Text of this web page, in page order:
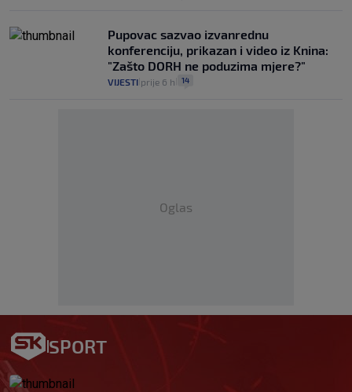
Pupovac sazvao izvanrednu
konferenciju, prikazan i video iz Knina:
"Zašto DORH ne poduzima mjere?"
VIJESTI prije 6 h 14
Oglas
SPORT